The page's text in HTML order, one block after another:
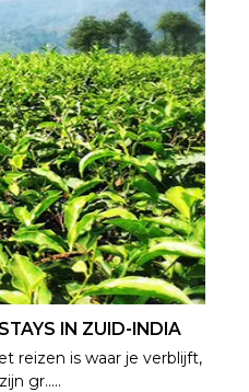
IN ZUID-INDIA
reizen is waar je verblijft,
gr.....